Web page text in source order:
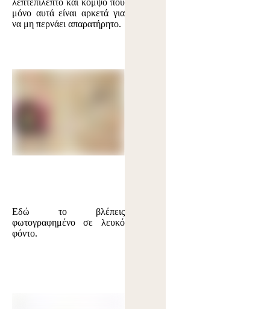
μόνο αυτά είναι αρκετά για
να μη περνάει απαρατήρητο.
Εδώ το βλέπεις
φωτογραφημένο σε λευκό
φόντο.